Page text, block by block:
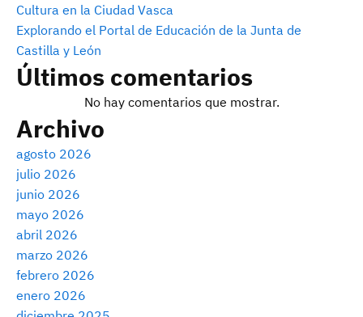
Cultura en la Ciudad Vasca
Explorando el Portal de Educación de la Junta de
Castilla y León
Últimos comentarios
No hay comentarios que mostrar.
Archivo
agosto 2026
julio 2026
junio 2026
mayo 2026
abril 2026
marzo 2026
febrero 2026
enero 2026